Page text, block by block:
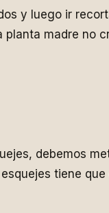
y luego ir
planta madre no
debemos
tiene